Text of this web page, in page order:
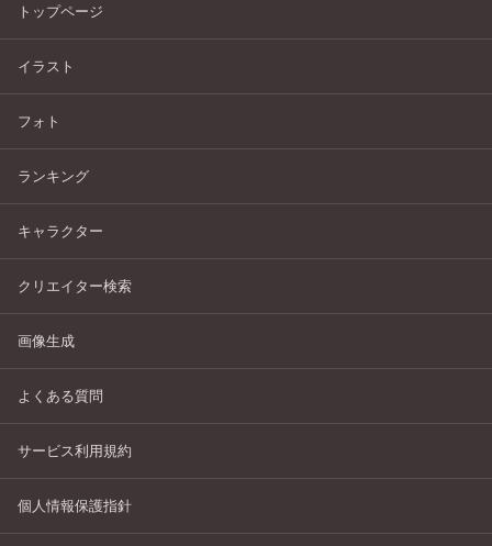
トップページ
イラスト
フォト
ランキング
キャラクター
クリエイター検索
画像生成
よくある質問
サービス利用規約
個人情報保護指針